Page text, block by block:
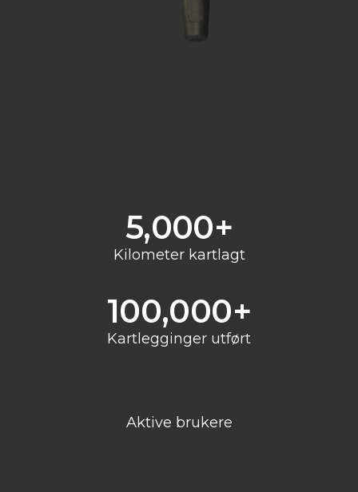
5,000+
Kilometer kartlagt
100,000+
Kartlegginger utført
Aktive brukere